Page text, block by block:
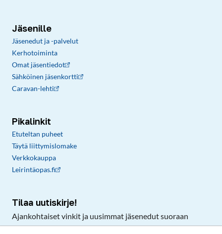
Jäsenille
Jäsenedut ja -palvelut
Kerhotoiminta
Omat jäsentiedot
Sähköinen jäsenkortti
Caravan-lehti
Pikalinkit
Etuteltan puheet
Täytä liittymislomake
Verkkokauppa
Leirintäopas.fi
Tilaa uutiskirje!
Ajankohtaiset vinkit ja uusimmat jäsenedut suoraan